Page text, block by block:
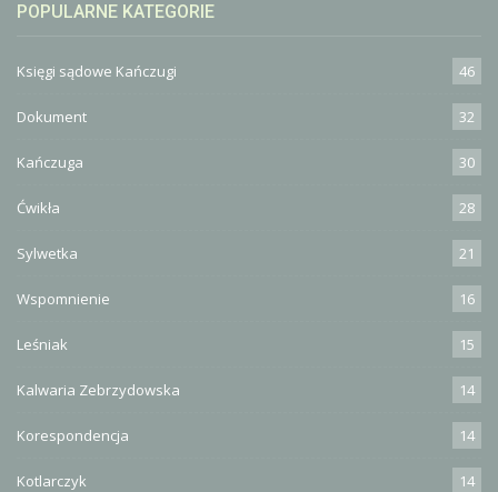
POPULARNE KATEGORIE
Księgi sądowe Kańczugi 46
Dokument 32
Kańczuga 30
Ćwikła 28
Sylwetka 21
Wspomnienie 16
Leśniak 15
Kalwaria Zebrzydowska 14
Korespondencja 14
Kotlarczyk 14